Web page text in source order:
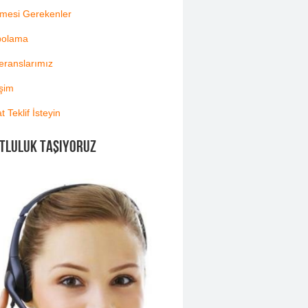
Gerekenler
Teklif İsteyin
TAŞIYORUZ